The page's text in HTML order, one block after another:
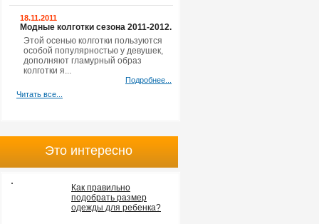
18.11.2011
Модные колготки сезона 2011-2012.
Этой осенью колготки пользуются
особой популярностью у девушек,
дополняют гламурный образ
колготки я...
Подробнее...
Читать все...
Это интересно
Как правильно
подобрать размер
одежды для ребенка?